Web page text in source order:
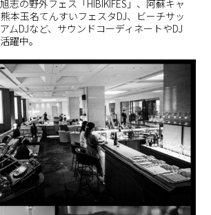
志の野外フェス「HIBIKIFES」、阿蘇キャ
本玉名てんすいフェスタDJ、ビーチサッ
ムDJなど、サウンドコーディネートやDJ
躍中。